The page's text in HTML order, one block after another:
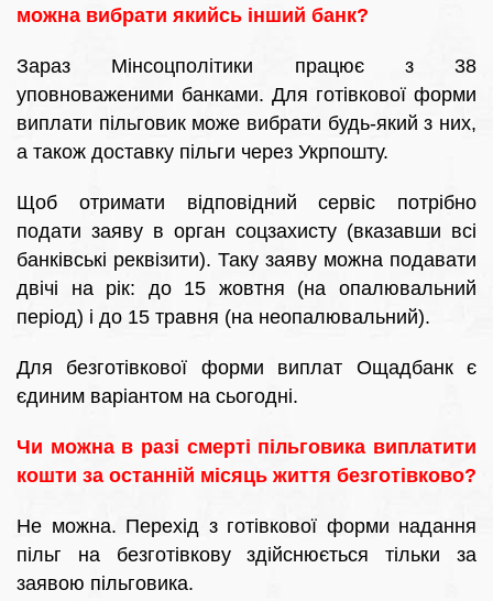
можна вибрати якийсь інший банк?
Зараз Мінсоцполітики працює з 38
уповноваженими банками. Для готівкової форми
виплати пільговик може вибрати будь-який з них,
а також доставку пільги через Укрпошту.
Щоб отримати відповідний сервіс потрібно
подати заяву в орган соцзахисту (вказавши всі
банківські реквізити). Таку заяву можна подавати
двічі на рік: до 15 жовтня (на опалювальний
період) і до 15 травня (на неопалювальний).
Для безготівкової форми виплат Ощадбанк є
єдиним варіантом на сьогодні.
Чи можна в разі смерті пільговика виплатити
кошти за останній місяць життя безготівково?
Не можна. Перехід з готівкової форми надання
пільг на безготівкову здійснюється тільки за
заявою пільговика.